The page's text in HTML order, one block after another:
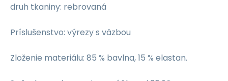
druh tkaniny: rebrovaná
Príslušenstvo: výrezy s väzbou
Zloženie materiálu: 85 % bavlna, 15 % elastan.